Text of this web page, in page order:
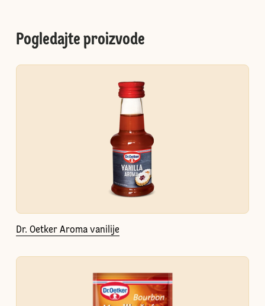
Pogledajte proizvode
Dr. Oetker Aroma vanilije